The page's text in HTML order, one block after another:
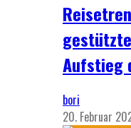
Aufstieg
bori
20. Februar